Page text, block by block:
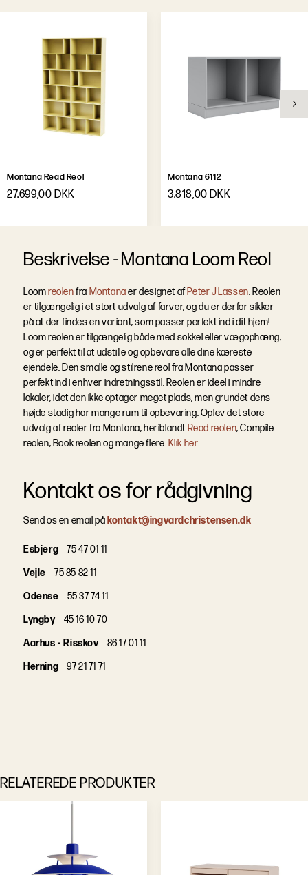
Variant Vægophæng
Leveringstid
Montana Read Reol
27.699,00 DKK
Montana 6112
3.818,00 DKK
Beskrivelse-Montana Loom Reol
Loomreolenfra Montanaer designet afPeter J Lassen. Reolen
er tilgængelig i et stort udvalg af farver, og du er derfor sikker
på at der findes en variant, som passer perfekt ind i dit hjem!
Loom reolen er tilgængelig både med sokkel eller vægophæng,
og er perfekt til at udstille og opbevare alle dine kæreste
ejendele. Den smalle og stilrene reol fra Montana passer
perfekt ind i enhver indretningsstil. Reolen er ideel i mindre
lokaler, idet den ikke optager meget plads, men grundet dens
højde stadig har mange rum til opbevaring. Oplev det store
udvalg af reoler fra Montana, heriblandt Read reolen, Compile
reolen, Book reolen og mange flere. Klik her.
Kontakt os for rådgivning
Send os en email på kontakt@ingvardchristensen.dk
Esbjerg
75 47 01 11
Vejle
75 85 82 11
Odense
55 37 74 11
Lyngby
45 16 10 70
Aarhus - Risskov
86 17 01 11
Herning
97 21 71 71
RELATEREDE PRODUKTER